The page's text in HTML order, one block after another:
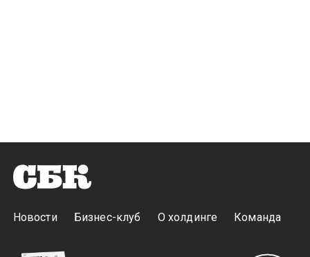
Новости Бизнес-клуб О холдинге Команда